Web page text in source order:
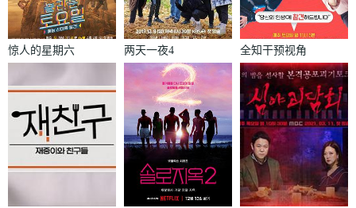
惊人的星期六 两天一夜4 全知干预视角